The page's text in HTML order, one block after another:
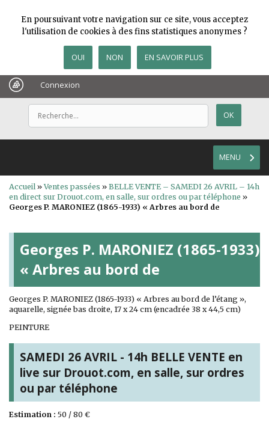
Connexion
MENU
Accueil»Ventes passées » BELLE VENTE – SAMEDI 26 AVRIL – 14h
en direct sur Drouot.com, en salle, sur ordres ou par téléphone »
Georges P. MARONIEZ (1865-1933) « Arbres au bord de
Georges P. MARONIEZ (1865-1933)
« Arbres au bord de
Georges P. MARONIEZ (1865-1933) « Arbres au bord de l’étang »,
aquarelle, signée bas droite, 17 x 24 cm (encadrée 38 x 44,5 cm)
PEINTURE
SAMEDI 26 AVRIL - 14h BELLE VENTE en
live sur Drouot.com, en salle, sur ordres
ou par téléphone
Estimation : 50 / 80 €
En poursuivant votre navigation sur ce site, vous acceptez
l'utilisation de cookies à des fins statistiques anonymes ?
OUI NON EN SAVOIR PLUS